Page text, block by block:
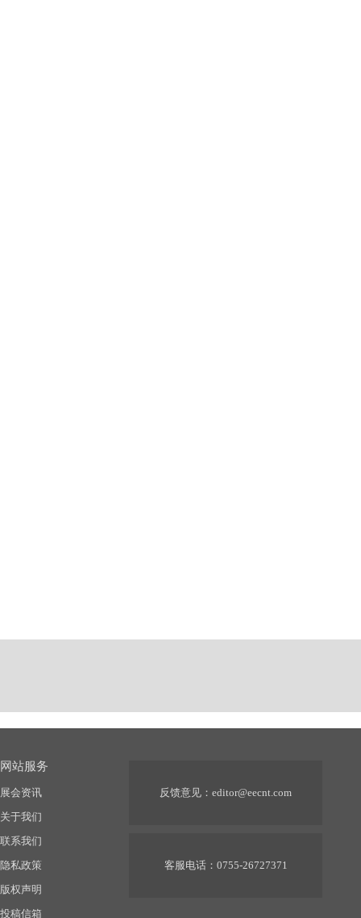
网站服务
展会资讯
关于我们
联系我们
隐私政策
版权声明
投稿信箱
反馈意见： editor@eecnt.com
客服电话：0755-26727371